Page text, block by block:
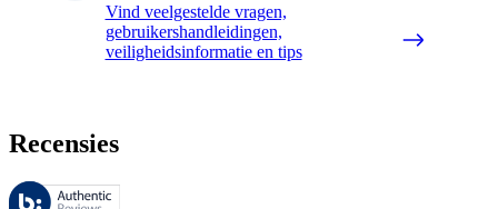
Vind veelgestelde vragen,
gebruikershandleidingen,
veiligheidsinformatie en tips
Recensies
Deze beoordelingen worden beheerd door Bazaarvoice en voldoen